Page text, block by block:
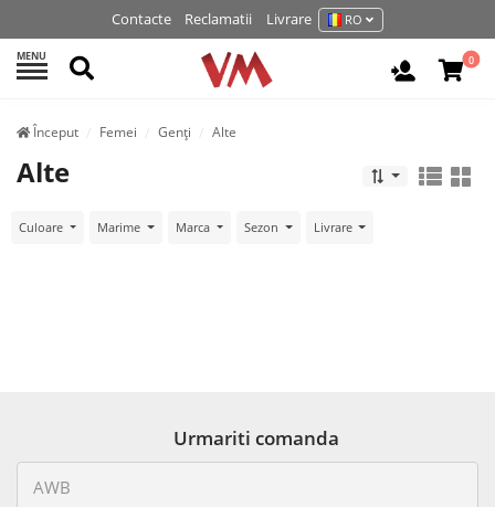
Contacte Reclamatii Livrare RO
MENU Cautati 0
Început Femei Genți Alte
Alte
Culoare Marime Marca Sezon Livrare
Urmariti comanda